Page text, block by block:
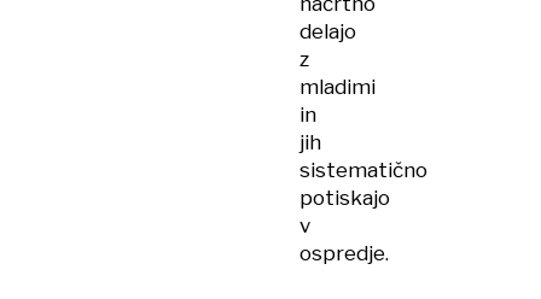
delajo
z
mladimi
in
jih
sistematično
potiskajo
v
ospredje.